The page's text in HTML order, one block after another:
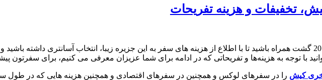
تخفیفات و هزینه تفریحات
چنانچه قصد سفر به جزیره کیش را دارید با 20 گشت همراه باشید تا با اطلاع از هزینه های سفر به این جزیره زیبا، انتخاب
با توجه به هزینه‌ها و تفریحاتی که در ادامه برای شما عزیزان معرفی می کنیم، برای سفرتون
کیش را در سفرهای لوکس و همچنین در سفرهای اقتصادی و همچنین هزینه هایی که در طول